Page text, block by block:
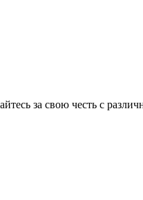
за свою честь с